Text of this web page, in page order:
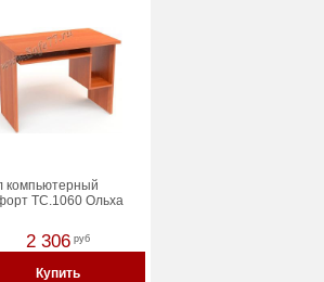
компьютерный
ТC.1060 Ольха
2 306 руб
Купить